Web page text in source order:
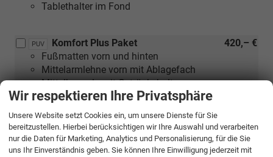
Tablethalter im Fond
PUV 420,– €
Komfort Plus Paket
Fußmatten vorn und hinten
Mittelarmlehne vorn mit Ablagefach
Mittelkonsole mit Getränkehalter
Höhenverstellbare Vordersitze mit
Lendenwirbelstütze
Elektrische Fensterheber hinten
(nicht
Wir respektieren Ihre Privatsphäre
Unsere Website setzt Cookies ein, um unsere Dienste für Sie
bereitzustellen. Hierbei berücksichtigen wir Ihre Auswahl und verarbeiten
nur die Daten für Marketing, Analytics und Personalisierung, für die Sie
uns Ihr Einverständnis geben. Sie können Ihre Einwilligung jederzeit mit